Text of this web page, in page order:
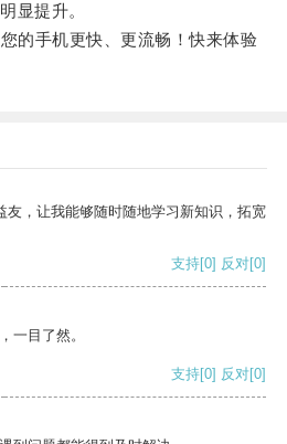
显提升。
手机更快、更流畅！快来体验
友，让我能够随时随地学习新知识，拓宽
支持[0] 反对[0]
一目了然。
支持[0] 反对[0]